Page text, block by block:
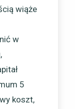
wiąże
w
5
koszt,